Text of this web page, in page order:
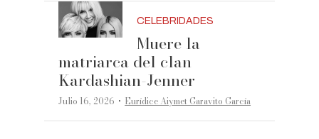
CELEBRIDADES
Muere la
matriarca del clan
Kardashian-Jenner
Julio 16, 2026 ·Eurídice Aiymet Garavito García